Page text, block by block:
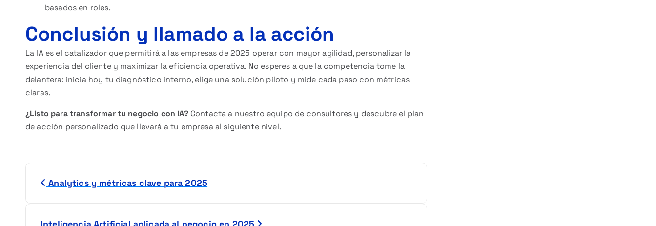
basados en roles.
Conclusión y llamado a la acción
La IA es el catalizador que permitirá a las empresas de 2025 operar con mayor agilidad, personalizar la
experiencia del cliente y maximizar la eficiencia operativa. No esperes a que la competencia tome la
delantera: inicia hoy tu diagnóstico interno, elige una solución piloto y mide cada paso con métricas
claras.
¿Listo para transformar tu negocio con IA?Contacta a nuestro equipo de consultores y descubre el plan
de acción personalizado que llevará a tu empresa al siguiente nivel.
Analytics y métricas clave para 2025
Inteligencia Artificial aplicada al negocio en 2025